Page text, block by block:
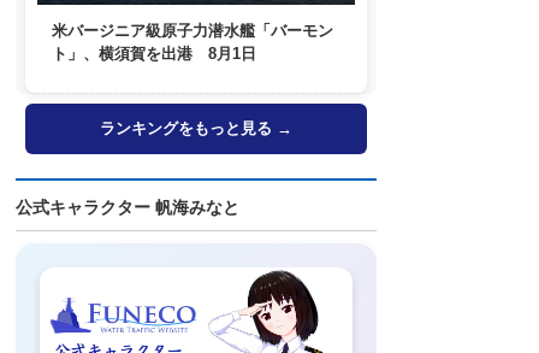
米バージニア級原子力潜水艦「バーモン
ト」、横須賀を出港 8月1日
ランキングをもっと見る →
公式キャラクター 帆海みなと